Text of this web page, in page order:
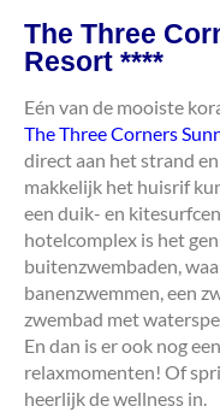
The Three
Resort ****
Eén van de mooiste
The Three Corners
direct aan het strand
makkelijk het huisrif
een duik- en
hotelcomplex is het
buitenzwembaden,
banenzwemmen, een
zwembad met
En dan is er ook nog
relaxmomenten! Of
heerlijk de wellness in.